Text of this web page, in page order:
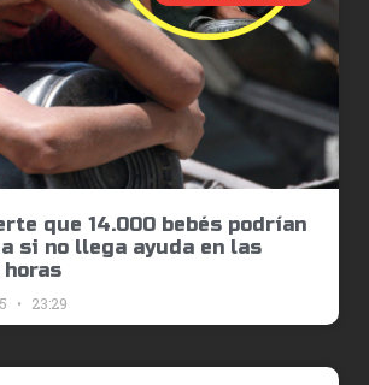
que 14.000 bebés podrían
si no llega ayuda en las
23:29